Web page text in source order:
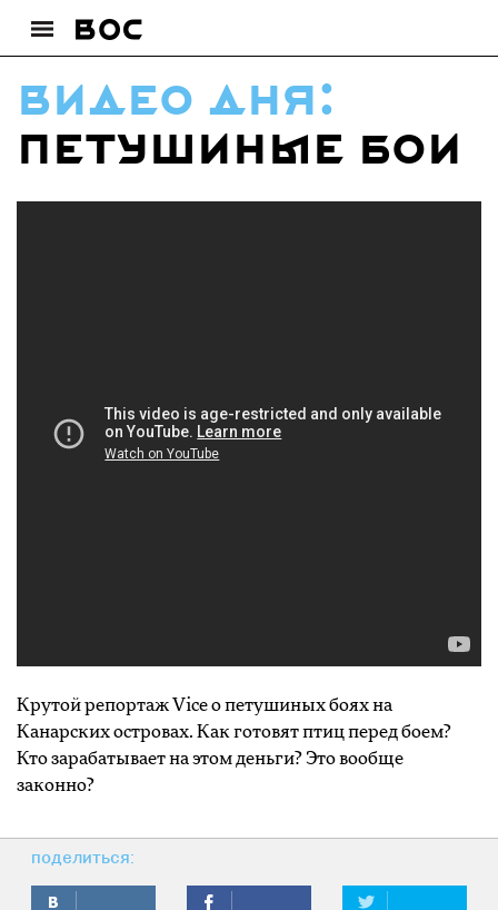
видео дня:
Петушиные бои
Крутой репортаж Vice о петушиных боях на
Канарских островах. Как готовят птиц перед боем?
Кто зарабатывает на этом деньги? Это вообще
законно?
поделиться: